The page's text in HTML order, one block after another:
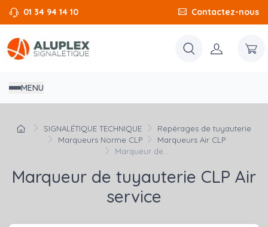
01 34 94 14 10 Contactez-nous
MENU
SIGNALÉTIQUE TECHNIQUE
Repérages de tuyauterie
Marqueurs Norme CLP
Marqueurs Air CLP
Marqueur de...
Marqueur de tuyauterie CLP Air
service